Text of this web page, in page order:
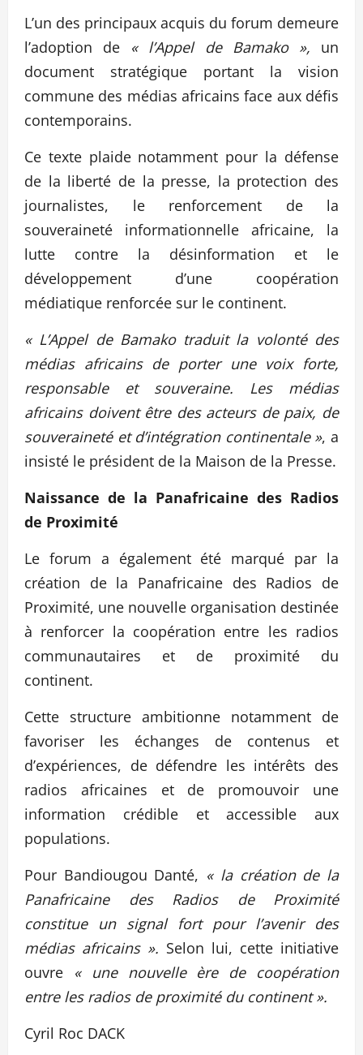
L’un des principaux acquis du forum demeure
l’adoption de « l’Appel de Bamako », un
document stratégique portant la vision
commune des médias africains face aux défis
contemporains.
Ce texte plaide notamment pour la défense
de la liberté de la presse, la protection des
journalistes, le renforcement de la
souveraineté informationnelle africaine, la
lutte contre la désinformation et le
développement d’une coopération
médiatique renforcée sur le continent.
« L’Appel de Bamako traduit la volonté des
médias africains de porter une voix forte,
responsable et souveraine. Les médias
africains doivent être des acteurs de paix, de
souveraineté et d’intégration continentale », a
insisté le président de la Maison de la Presse.
Naissance de la Panafricaine des Radios
de Proximité
Le forum a également été marqué par la
création de la Panafricaine des Radios de
Proximité, une nouvelle organisation destinée
à renforcer la coopération entre les radios
communautaires et de proximité du
continent.
Cette structure ambitionne notamment de
favoriser les échanges de contenus et
d’expériences, de défendre les intérêts des
radios africaines et de promouvoir une
information crédible et accessible aux
populations.
Pour Bandiougou Danté, « la création de la
Panafricaine des Radios de Proximité
constitue un signal fort pour l’avenir des
médias africains ». Selon lui, cette initiative
ouvre « une nouvelle ère de coopération
entre les radios de proximité du continent ».
Cyril Roc DACK